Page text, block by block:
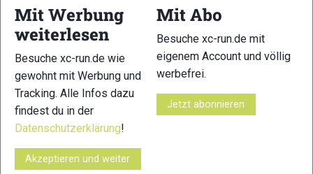
treuen Begleiter über jede Distanz.
Weitere Informationen:
Daten
Hersteller: Salomon
Empf. Verkaufspreis:
Mit Werbung
weiterlesen
Besuche xc-run.de wie
gewohnt mit Werbung und
Tracking. Alle Infos dazu
findest du in der
Datenschutzerklärung!
Akzeptieren und weiter
Mit Abo
Besuche xc-run.de mit
eigenem Account und völlig
werbefrei.
Jetzt abonnieren